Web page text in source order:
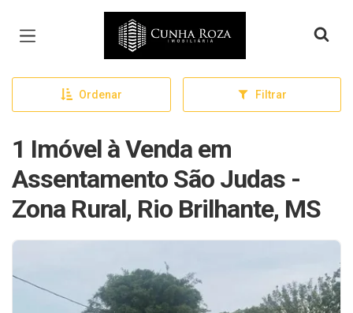
Página inicial
Ordenar Filtrar
1 Imóvel à Venda em
Assentamento São Judas -
Zona Rural, Rio Brilhante, MS